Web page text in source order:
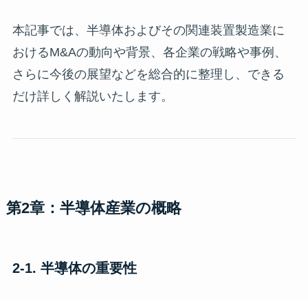
本記事では、半導体およびその関連装置製造業に
おけるM&Aの動向や背景、各企業の戦略や事例、
さらに今後の展望などを総合的に整理し、できる
だけ詳しく解説いたします。
第2章：半導体産業の概略
2-1. 半導体の重要性